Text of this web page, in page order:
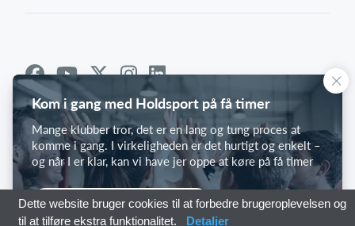
Kom i gang med Holdsport på få timer
Mange klubber tror, det er en lang og tung proces at
komme i gang. I virkeligheden er det hurtigt og enkelt –
og når I er klar, kan vi have jer oppe at køre på få timer
Kom i gang med Holdsport
Dette website bruger cookies til at forbedre brugeroplevelsen og
til at tilføre ekstra funktionalitet.
Detaljer